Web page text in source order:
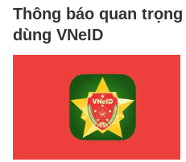
Thông báo quan
dùng VNeID